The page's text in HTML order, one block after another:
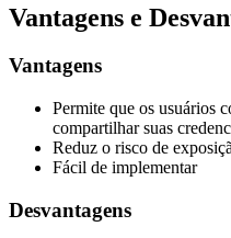
Vantagens e
Vantagens
Permite que os usuários
compartilhar suas
Reduz o risco de
Fácil de implementar
Desvantagens